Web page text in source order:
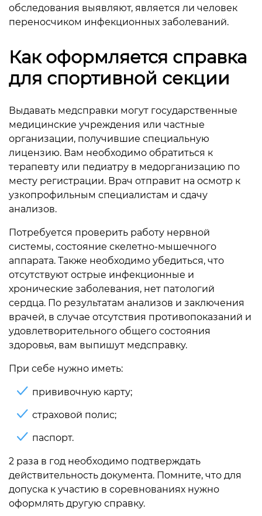
обследования выявляют, является ли человек
переносчиком инфекционных заболеваний.
Как оформляется справка
для спортивной секции
Выдавать медсправки могут государственные
медицинские учреждения или частные
организации, получившие специальную
лицензию. Вам необходимо обратиться к
терапевту или педиатру в медорганизацию по
месту регистрации. Врач отправит на осмотр к
узкопрофильным специалистам и сдачу
анализов.
Потребуется проверить работу нервной
системы, состояние скелетно-мышечного
аппарата. Также необходимо убедиться, что
отсутствуют острые инфекционные и
хронические заболевания, нет патологий
сердца. По результатам анализов и заключения
врачей, в случае отсутствия противопоказаний и
удовлетворительного общего состояния
здоровья, вам выпишут медсправку.
При себе нужно иметь:
прививочную карту;
страховой полис;
паспорт.
2 раза в год необходимо подтверждать
действительность документа. Помните, что для
допуска к участию в соревнованиях нужно
оформлять другую справку.